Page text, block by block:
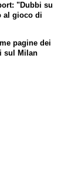
"Dubbi su
al gioco di
pagine dei
sul Milan